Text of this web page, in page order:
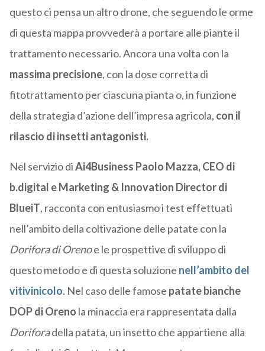
questo ci pensa un altro drone, che seguendo le orme
di questa mappa provvederà a portare alle piante il
trattamento necessario. Ancora una volta con la
massima precisione, con la dose corretta di
fitotrattamento per ciascuna pianta o, in funzione
della strategia d’azione dell’impresa agricola, con il
rilascio di insetti antagonisti.
Nel servizio diAi4Business Paolo Mazza, CEO di
b.digital e Marketing & Innovation Director di
BlueiT, racconta con entusiasmo i test effettuati
nell’ambito della coltivazione delle patate con la
Dorifora di Orenoe le prospettive di sviluppo di
questo metodo e di questa soluzione nell’ambito del
vitivinicolo. Nel caso delle famose patate bianche
DOP di Oreno la minaccia era rappresentata dalla
Doriforadella patata, un insetto che appartiene alla